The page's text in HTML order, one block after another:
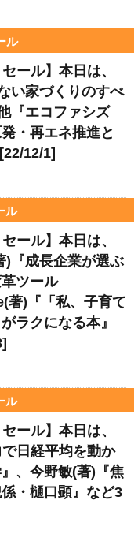
ル
ール】本日は、
い家づくりのすべ
『エコファシズ
・再エネ推進と
12/1]
ル
ール】本日は、
)『成長企業が選ぶ
ツール
著)『「私、子育て
ラクになる本』
ル
ール】本日は、
日経平均を動か
、今野敏(著)『焦
・樋口顕』など3